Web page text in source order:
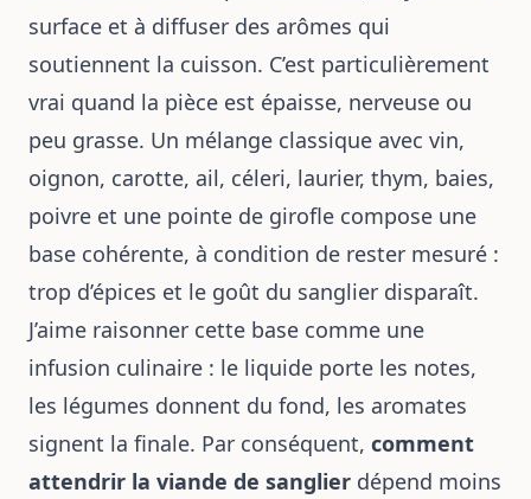
surface et à diffuser des arômes qui
soutiennent la cuisson. C’est particulièrement
vrai quand la pièce est épaisse, nerveuse ou
peu grasse. Un mélange classique avec vin,
oignon, carotte, ail, céleri, laurier, thym, baies,
poivre et une pointe de girofle compose une
base cohérente, à condition de rester mesuré :
trop d’épices et le goût du sanglier disparaît.
J’aime raisonner cette base comme une
infusion culinaire : le liquide porte les notes,
les légumes donnent du fond, les aromates
signent la finale. Par conséquent, comment
attendrir la viande de sanglier dépend moins